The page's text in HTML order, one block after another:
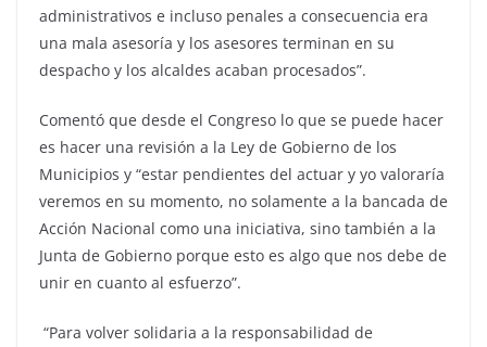
administrativos e incluso penales a consecuencia era
una mala asesoría y los asesores terminan en su
despacho y los alcaldes acaban procesados”.
Comentó que desde el Congreso lo que se puede hacer
es hacer una revisión a la Ley de Gobierno de los
Municipios y “estar pendientes del actuar y yo valoraría
veremos en su momento, no solamente a la bancada de
Acción Nacional como una iniciativa, sino también a la
Junta de Gobierno porque esto es algo que nos debe de
unir en cuanto al esfuerzo”.
“Para volver solidaria a la responsabilidad de